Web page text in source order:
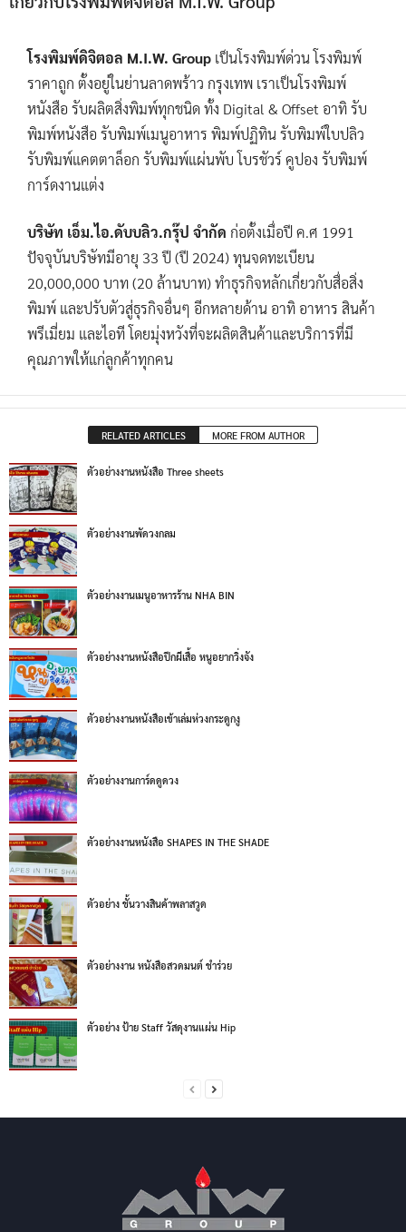
โรงพิมพ์ดิจิตอล M.I.W. Group เป็นโรงพิมพ์ด่วน โรงพิมพ์
ราคาถูก ตั้งอยู่ในย่านลาดพร้าว กรุงเทพ เราเป็นโรงพิมพ์
หนังสือ รับผลิตสิ่งพิมพ์ทุกชนิด ทั้ง Digital & Offset อาทิ รับ
พิมพ์หนังสือ รับพิมพ์เมนูอาหาร พิมพ์ปฏิทิน รับพิมพ์ใบปลิว
รับพิมพ์แคตตาล็อก รับพิมพ์แผ่นพับ โบรชัวร์ คูปอง รับพิมพ์
การ์ดงานแต่ง
บริษัท เอ็ม.ไอ.ดับบลิว.กรุ๊ป จำกัด ก่อตั้งเมื่อปี ค.ศ 1991
ปัจจุบันบริษัทมีอายุ 33 ปี (ปี 2024) ทุนจดทะเบียน
20,000,000 บาท (20 ล้านบาท) ทำธุรกิจหลักเกี่ยวกับสื่อสิ่ง
พิมพ์ และปรับตัวสู่ธุรกิจอื่นๆ อีกหลายด้าน อาทิ อาหาร สินค้า
พรีเมี่ยม และไอที โดยมุ่งหวังที่จะผลิตสินค้าและบริการที่มี
คุณภาพให้แก่ลูกค้าทุกคน
RELATED ARTICLES MORE FROM AUTHOR
ตัวอย่างงานหนังสือ Three sheets
ตัวอย่างงานพัดวงกลม
ตัวอย่างงานเมนูอาหารร้าน NHA BIN
ตัวอย่างงานหนังสือปีกผีเสื้อ หนูอยากวิ่งจัง
ตัวอย่างงานหนังสือเข้าเล่มห่วงกระดูกงู
ตัวอย่างงานการ์ดดูดวง
ตัวอย่างงานหนังสือ SHAPES IN THE SHADE
ตัวอย่าง ชั้นวางสินค้าพลาสวูด
ตัวอย่างงาน หนังสือสวดมนต์ ชำร่วย
ตัวอย่าง ป้าย Staff วัสดุงานแผ่น Hip